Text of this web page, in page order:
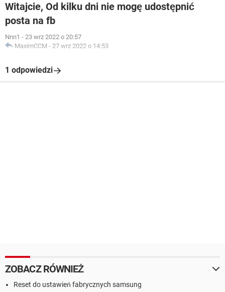
Witajcie, Od kilku dni nie mogę udostępnić
posta na fb
Nnn1 - 23 wrz 2022 o 20:57
MaximCCM - 27 wrz 2022 o 14:53
1 odpowiedzi
ZOBACZ RÓWNIEŻ
Reset do ustawień fabrycznych samsung